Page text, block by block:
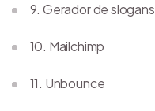
9. Gerador de slogans
10. Mailchimp
11. Unbounce